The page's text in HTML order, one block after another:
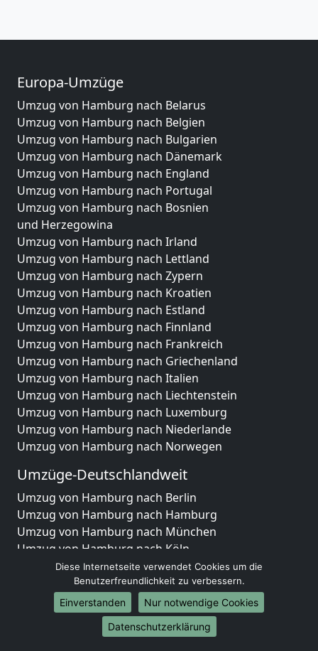
Europa-Umzüge
Umzug von Hamburg nach Belarus
Umzug von Hamburg nach Belgien
Umzug von Hamburg nach Bulgarien
Umzug von Hamburg nach Dänemark
Umzug von Hamburg nach England
Umzug von Hamburg nach Portugal
Umzug von Hamburg nach Bosnien
und Herzegowina
Umzug von Hamburg nach Irland
Umzug von Hamburg nach Lettland
Umzug von Hamburg nach Zypern
Umzug von Hamburg nach Kroatien
Umzug von Hamburg nach Estland
Umzug von Hamburg nach Finnland
Umzug von Hamburg nach Frankreich
Umzug von Hamburg nach Griechenland
Umzug von Hamburg nach Italien
Umzug von Hamburg nach Liechtenstein
Umzug von Hamburg nach Luxemburg
Umzug von Hamburg nach Niederlande
Umzug von Hamburg nach Norwegen
Umzüge-Deutschlandweit
Umzug von Hamburg nach Berlin
Umzug von Hamburg nach Hamburg
Umzug von Hamburg nach München
Umzug von Hamburg nach Köln
Umzug von Hamburg nach Frankfurt am Main
Umzug von Hamburg nach Stuttgart
Umzug von Hamburg nach Düsseldorf
Umzug von Hamburg nach Leipzig
Umzug von Hamburg nach Dortmund
Diese Internetseite verwendet Cookies um die
Benutzerfreundlichkeit zu verbessern.
Einverstanden
Nur notwendige Cookies
Datenschutzerklärung